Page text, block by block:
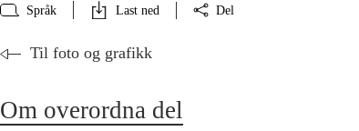
Språk Last ned Del
Til foto og grafikk
Om overordna del